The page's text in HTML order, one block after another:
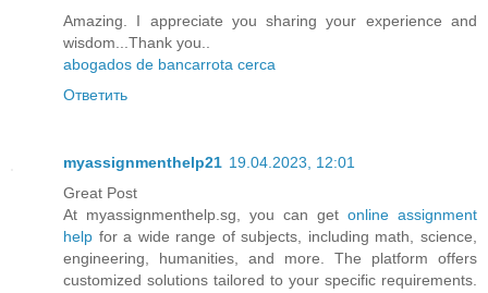
Amazing. I appreciate you sharing your experience and
wisdom...Thank you..
abogados de bancarrota cerca
Ответить
myassignmenthelp21 19.04.2023, 12:01
Great Post
At myassignmenthelp.sg, you can get online assignment
help for a wide range of subjects, including math, science,
engineering, humanities, and more. The platform offers
customized solutions tailored to your specific requirements.